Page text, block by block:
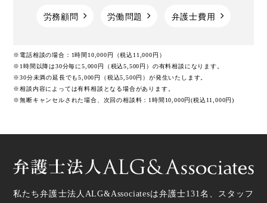
労務顧問 労働問題 弁護士費用
※電話相談の場合：1時間10,000円（税込11,000円）
※1時間以降は30分毎に5,000円（税込5,500円）の有料相談になります。
※30分未満の延長でも5,000円（税込5,500円）が発生いたします。
※相談内容によっては有料相談となる場合があります。
※無断キャンセルされた場合、次回の相談料：1時間10,000円(税込11,000円)
私たち弁護士法人ALG&Associatesは弁護士131 名、スタッフ